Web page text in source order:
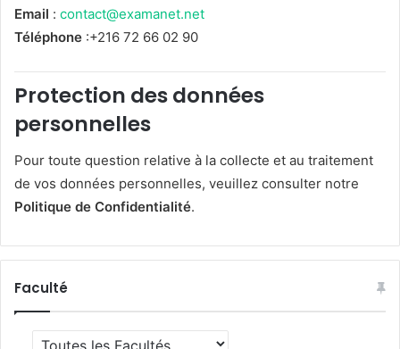
Email : contact@examanet.net
Téléphone :+216 72 66 02 90
Protection des données
personnelles
Pour toute question relative à la collecte et au traitement
de vos données personnelles, veuillez consulter notre
Politique de Confidentialité.
Faculté